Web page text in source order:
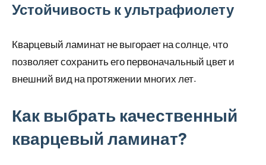
Устойчивость к ультрафиолету
Кварцевый ламинат не выгорает на солнце, что
позволяет сохранить его первоначальный цвет и
внешний вид на протяжении многих лет.
Как выбрать качественный
кварцевый ламинат?